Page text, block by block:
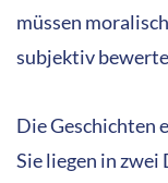
müssen
subjektiv
Die Geschichten
Sie liegen in